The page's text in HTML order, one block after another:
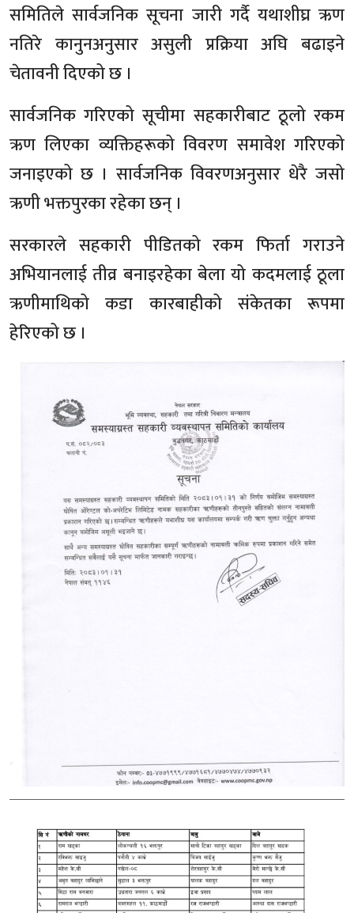
समितिले सार्वजनिक सूचना जारी गर्दै यथाशीघ्र ऋण
नतिरे कानुनअनुसार असुली प्रक्रिया अघि बढाइने
चेतावनी दिएको छ ।
सार्वजनिक गरिएको सूचीमा सहकारीबाट ठूलो रकम
ऋण लिएका व्यक्तिहरूको विवरण समावेश गरिएको
जनाइएको छ । सार्वजनिक विवरणअनुसार धेरै जसो
ऋणी भक्तपुरका रहेका छन् ।
सरकारले सहकारी पीडितको रकम फिर्ता गराउने
अभियानलाई तीव्र बनाइरहेका बेला यो कदमलाई ठूला
ऋणीमाथिको कडा कारबाहीको संकेतका रूपमा
हेरिएको छ ।